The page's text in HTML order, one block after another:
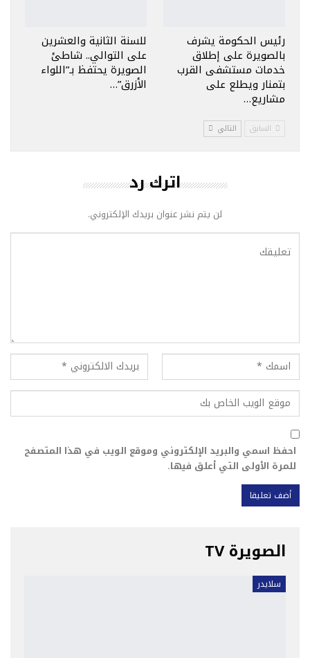
رئيس الحكومة يشرف
بالصويرة على إطلاق
خدمات مستشفى القرب
بتمنار ويطلع على
مشاريع…
للسنة الثانية والعشرين
على التوالي.. شاطئ
الصويرة يحتفظ بـ”اللواء
الأزرق”…
السابق التالي
اترك رد
لن يتم نشر عنوان بريدك الإلكتروني.
احفظ اسمي والبريد الإلكتروني وموقع الويب في هذا المتصفح
للمرة الأولى التي أعلق فيها.
الصويرة TV
سلايدر